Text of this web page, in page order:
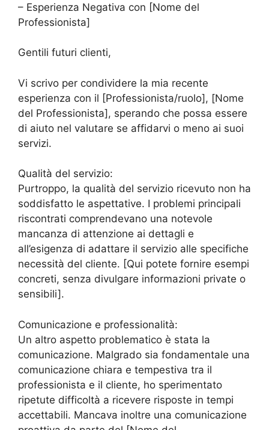
– Esperienza Negativa con [Nome del
Professionista]
Gentili futuri clienti,
Vi scrivo per condividere la mia recente
esperienza con il [Professionista/ruolo], [Nome
del Professionista], sperando che possa essere
di aiuto nel valutare se affidarvi o meno ai suoi
servizi.
Qualità del servizio:
Purtroppo, la qualità del servizio ricevuto non ha
soddisfatto le aspettative. I problemi principali
riscontrati comprendevano una notevole
mancanza di attenzione ai dettagli e
all’esigenza di adattare il servizio alle specifiche
necessità del cliente. [Qui potete fornire esempi
concreti, senza divulgare informazioni private o
sensibili].
Comunicazione e professionalità:
Un altro aspetto problematico è stata la
comunicazione. Malgrado sia fondamentale una
comunicazione chiara e tempestiva tra il
professionista e il cliente, ho sperimentato
ripetute difficoltà a ricevere risposte in tempi
accettabili. Mancava inoltre una comunicazione